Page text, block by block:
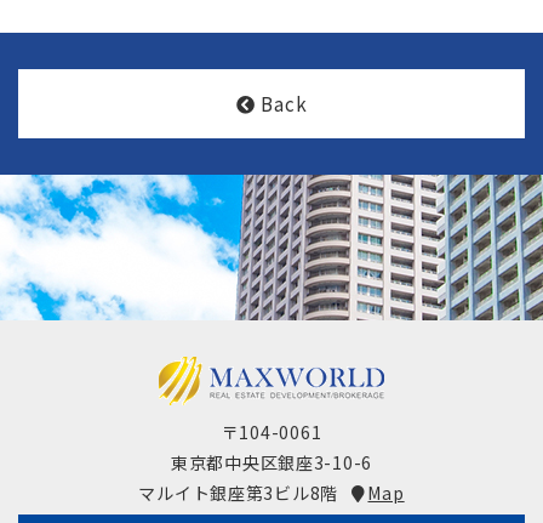
Back
〒104-0061
東京都中央区銀座3-10-6
マルイト銀座第3ビル8階
Map